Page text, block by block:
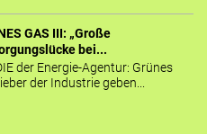
GAS III: „Große
bei...
der Energie-Agentur: Grünes
der Industrie geben...